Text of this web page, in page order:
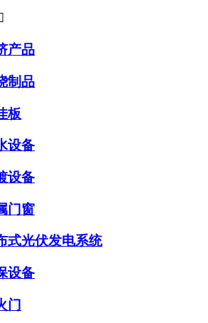
产品
制品
板
设备
设备
门窗
式光伏发电系统
设备
门